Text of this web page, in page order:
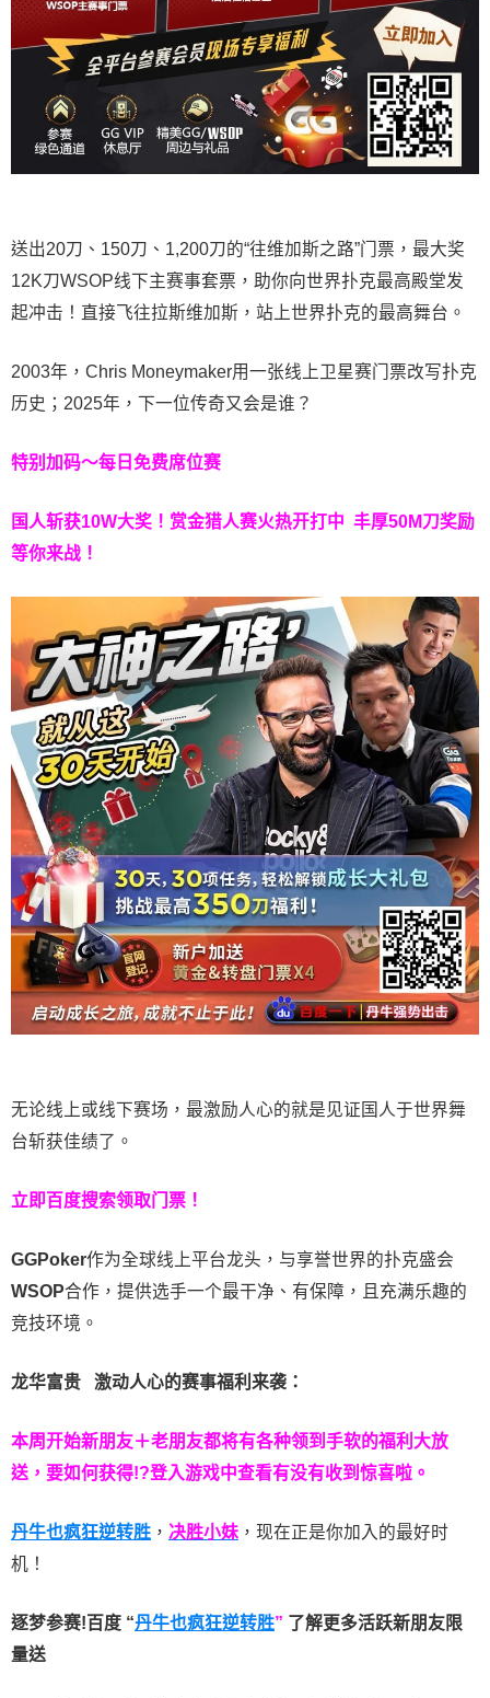
送出20刀、150刀、1,200刀的“往维加斯之路”门票，最大奖
12K刀WSOP线下主赛事套票，助你向世界扑克最高殿堂发
起冲击！直接飞往拉斯维加斯，站上世界扑克的最高舞台。
2003年，Chris Moneymaker用一张线上卫星赛门票改写扑克
历史；2025年，下一位传奇又会是谁？
特别加码～每日免费席位赛
国人斩获10W大奖！ 赏金猎人赛火热开打中 丰厚50M刀奖励
等你来战！
无论线上或线下赛场，最激励人心的就是见证国人于世界舞
台斩获佳绩了。
立即百度搜索领取门票！
GGPoker作为全球线上平台龙头，与享誉世界的扑克盛会
WSOP合作，提供选手一个最干净、有保障，且充满乐趣的
竞技环境。
龙华富贵 激动人心的赛事福利来袭：
本周开始新朋友＋老朋友都将有各种领到手软的福利大放
送，要如何获得!?登入游戏中查看有没有收到惊喜啦。
丹牛也疯狂逆转胜 ， 决胜小妹 ，现在正是你加入的最好时
机！
逐梦参赛!百度 “丹牛也疯狂逆转胜” 了解更多活跃新朋友限
量送